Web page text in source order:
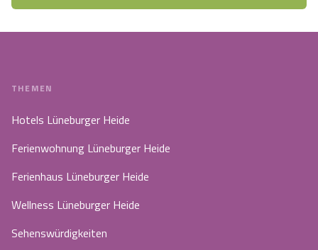
THEMEN
Hotels Lüneburger Heide
Ferienwohnung Lüneburger Heide
Ferienhaus Lüneburger Heide
Wellness Lüneburger Heide
Sehenswürdigkeiten